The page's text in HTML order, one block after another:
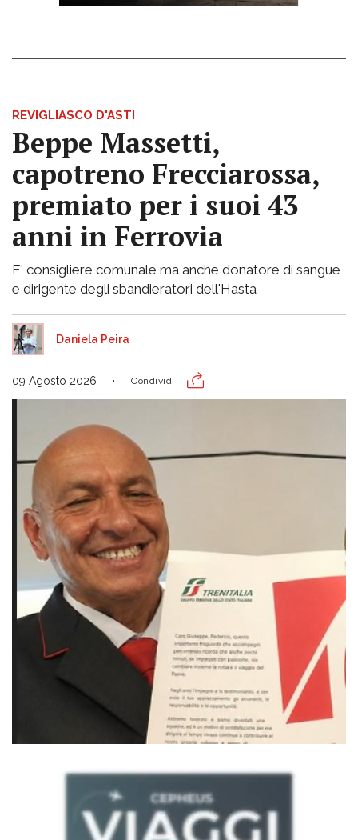
REVIGLIASCO D'ASTI
Beppe Massetti,
capotreno Frecciarossa,
premiato per i suoi 43
anni in Ferrovia
E' consigliere comunale ma anche donatore di sangue
e dirigente degli sbandieratori dell'Hasta
Daniela Peira
09 Agosto 2026 Condividi